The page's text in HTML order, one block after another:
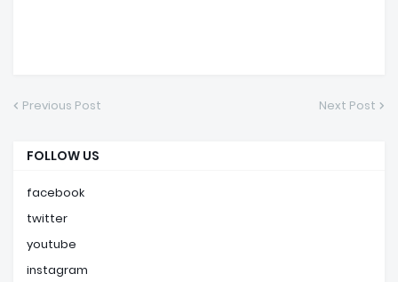
Previous Post Next Post
FOLLOW US
facebook
twitter
youtube
instagram